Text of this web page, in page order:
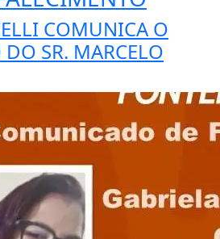
COMUNICA O
SR. MARCELO